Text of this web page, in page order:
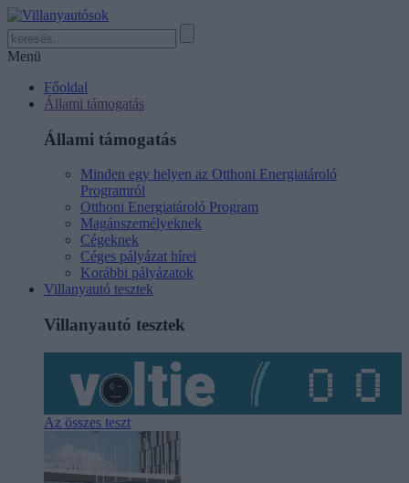
Menü
Főoldal
Állami támogatás
Állami támogatás
Minden egy helyen az Otthoni Energiatároló
Programról
Otthoni Energiatároló Program
Magánszemélyeknek
Cégeknek
Céges pályázat hírei
Korábbi pályázatok
Villanyautó tesztek
Villanyautó tesztek
Az összes teszt